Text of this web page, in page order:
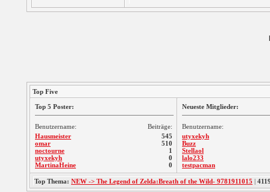
Top Five
Top 5 Poster:
Benutzername:
Beiträge:
Hausmeister
omar
noctourne
utyxekyh
MartinaHeine
545
510
1
0
0
Neueste Mitglieder:
Benutzername:
utyxekyh
Buzz
Stellaol
lalo233
testpacman
Top Thema: NEW -> The Legend of Zelda:Breath of the Wild- 9781911015 |